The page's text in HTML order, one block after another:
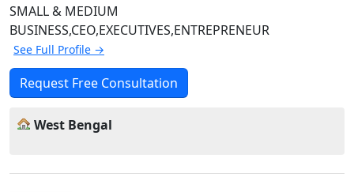
SMALL & MEDIUM
BUSINESS,CEO,EXECUTIVES,ENTREPRENEUR
See Full Profile →
Request Free Consultation
West Bengal